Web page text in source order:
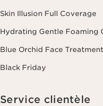
Skin Illusion Full Coverage
Hydrating Gentle Foaming
Blue Orchid Face
Black Friday
Service clientèle